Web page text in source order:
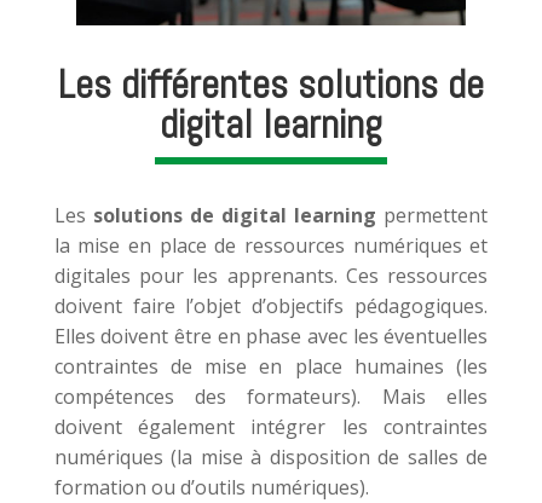
Les différentes solutions de
digital learning
Les solutions de digital learning permettent
la mise en place de ressources numériques et
digitales pour les apprenants. Ces ressources
doivent faire l’objet d’objectifs pédagogiques.
Elles doivent être en phase avec les éventuelles
contraintes de mise en place humaines (les
compétences des formateurs). Mais elles
doivent également intégrer les contraintes
numériques (la mise à disposition de salles de
formation ou d’outils numériques).